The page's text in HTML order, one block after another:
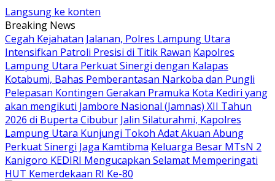
Langsung ke konten
Breaking News
Cegah Kejahatan Jalanan, Polres Lampung Utara
Intensifkan Patroli Presisi di Titik Rawan Kapolres
Lampung Utara Perkuat Sinergi dengan Kalapas
Kotabumi, Bahas Pemberantasan Narkoba dan Pungli
Pelepasan Kontingen Gerakan Pramuka Kota Kediri yang
akan mengikuti Jambore Nasional (Jamnas) XII Tahun
2026 di Buperta Cibubur Jalin Silaturahmi, Kapolres
Lampung Utara Kunjungi Tokoh Adat Akuan Abung
Perkuat Sinergi Jaga Kamtibma Keluarga Besar MTsN 2
Kanigoro KEDIRI Mengucapkan Selamat Memperingati
HUT Kemerdekaan RI Ke-80